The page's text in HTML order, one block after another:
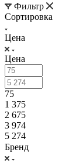
Фильтр
Сортировка
Цена
Цена
75
1 375
2 675
3 974
5 274
Бренд